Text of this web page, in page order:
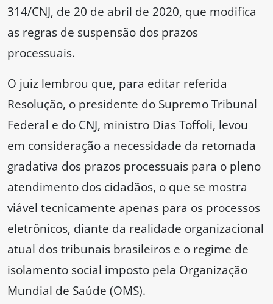
314/CNJ, de 20 de abril de 2020, que modifica
as regras de suspensão dos prazos
processuais.
O juiz lembrou que, para editar referida
Resolução, o presidente do Supremo Tribunal
Federal e do CNJ, ministro Dias Toffoli, levou
em consideração a necessidade da retomada
gradativa dos prazos processuais para o pleno
atendimento dos cidadãos, o que se mostra
viável tecnicamente apenas para os processos
eletrônicos, diante da realidade organizacional
atual dos tribunais brasileiros e o regime de
isolamento social imposto pela Organização
Mundial de Saúde (OMS).